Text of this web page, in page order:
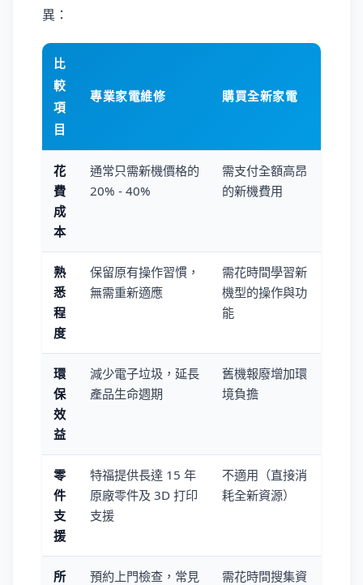
異：
比
較
項
目
專業家電維修 購買全新家電
花
費
成
本
通常只需新機價格的
20% - 40%
需支付全額高昂
的新機費用
熟
悉
程
度
保留原有操作習慣，
無需重新適應
需花時間學習新
機型的操作與功
能
環
保
效
益
減少電子垃圾，延長
產品生命週期
舊機報廢增加環
境負擔
零
件
支
援
特福提供長達 15 年
原廠零件及 3D 打印
支援
不適用（直接消
耗全新資源）
所
預約上門檢查，常見
需花時間搜集資